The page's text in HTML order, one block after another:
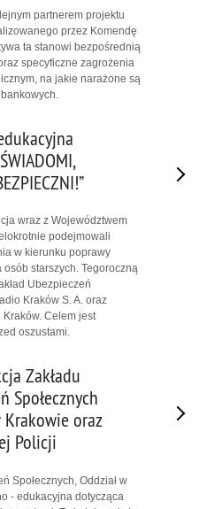
partnerem projektu
przez Komendę
ta stanowi bezpośrednią
specyficzne zagrożenia
na jakie narażone są
wraz z Województwem
podejmowali
w kierunku poprawy
osób starszych. Tegoroczną
Ubezpieczeń
Kraków S. A. oraz
Kraków. Celem jest
oszustami.
Zakładu
Społecznych
Krakowie oraz
Policji
Społecznych, Oddział w
- edukacyjna dotycząca